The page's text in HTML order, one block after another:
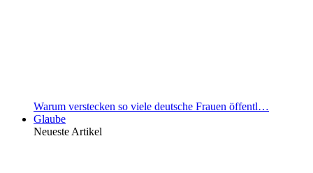
Warum verstecken so viele deutsche Frauen öffentl…
Glaube
Neueste Artikel